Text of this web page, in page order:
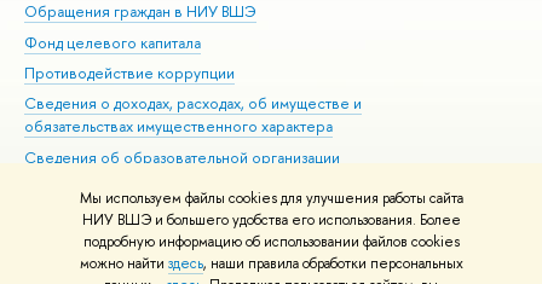
Мы используем файлы cookies для улучшения работы сайта
НИУ ВШЭ и большего удобства его использования. Более
подробную информацию об использовании файлов cookies
можно найти здесь, наши правила обработки персональных
Обращения граждан в НИУ ВШЭ
Фонд целевого капитала
Противодействие коррупции
Сведения о доходах, расходах, об имуществе и
обязательствах имущественного характера
Сведения об образовательной организации
Людям с ограниченными возможностями здоровья
Единая платежная страница
Работа в Вышке